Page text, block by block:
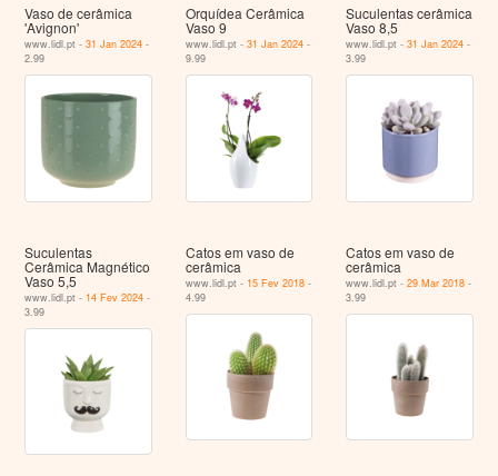
Vaso de cerâmica
'Avignon'
www.lidl.pt -31 Jan 2024 -
2.99
Orquídea Cerâmica
Vaso 9
www.lidl.pt - 31 Jan 2024-
9.99
Suculentas cerâmica
Vaso 8,5
www.lidl.pt -31 Jan 2024 -
3.99
Suculentas
Cerâmica Magnético
Vaso 5,5
www.lidl.pt - 14 Fev 2024 -
3.99
Catos em vaso de
cerâmica
www.lidl.pt - 15 Fev 2018-
4.99
Catos em vaso de
cerâmica
www.lidl.pt -29 Mar 2018 -
3.99